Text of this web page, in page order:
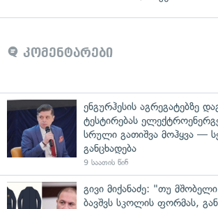
კომენტარები
ენგურჰესის აგრეგატებზე
ტესტირებას
სრული გათიშვა მოჰყვა —
განცხადება
9 საათის წინ
გივი მიქანაძე: "თუ
ბავშვს სკოლის ფორმას,